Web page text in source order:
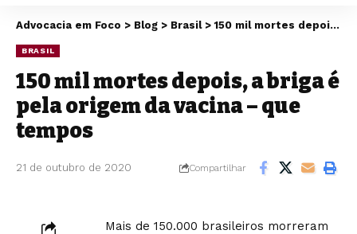
Advocacia em Foco > Blog > Brasil>150 mil mortes depois, a briga é pela origem da vacina – que tempos
BRASIL
150 mil mortes depois, a briga é
pela origem da vacina – que
tempos
21 de outubro de 2020 Compartilhar
Mais de 150.000 brasileiros morreram